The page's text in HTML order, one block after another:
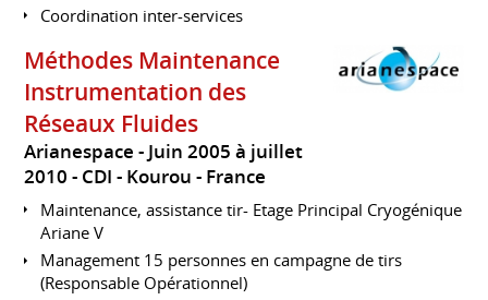
Coordination inter-services
Méthodes Maintenance
Instrumentation des
Réseaux Fluides
Arianespace
Juin 2005 à juillet
2010 CDI Kourou France
Maintenance, assistance tir- Etage Principal Cryogénique
Ariane V
Management 15 personnes en campagne de tirs
(Responsable Opérationnel)